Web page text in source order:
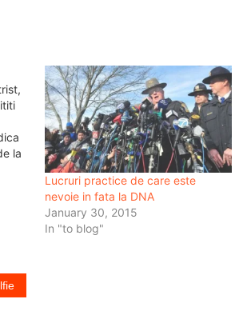
la
Lucruri practice de care este
nevoie in fata la DNA
January 30, 2015
In "to blog"